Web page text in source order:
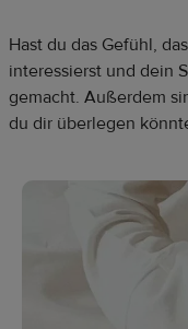
Hast du das Gefühl,
interessierst und dein
gemacht. Außerdem
du dir überlegen